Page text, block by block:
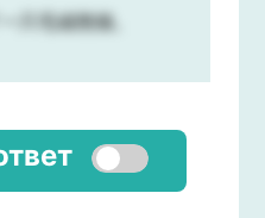
只毛绒熊猫。